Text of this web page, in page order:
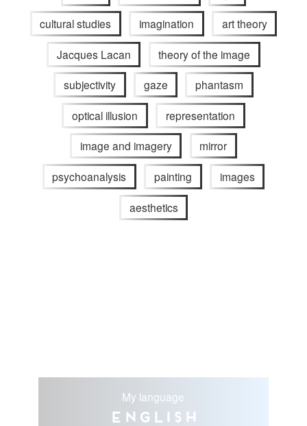
cultural studies imagination art theory
Jacques Lacan theory of the image
subjectivity gaze phantasm
optical illusion representation
image and imagery mirror
psychoanalysis painting images
aesthetics
My language
English